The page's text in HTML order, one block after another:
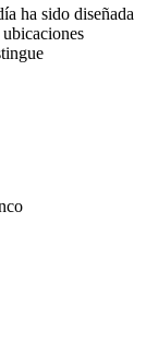
ha sido diseñada